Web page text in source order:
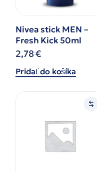
Nivea stick MEN –
Fresh Kick 50ml
2,78€
Pridať do košíka